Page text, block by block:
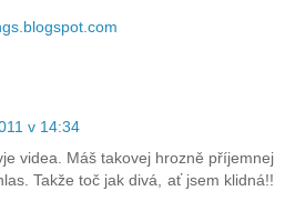
v 14:34
videa. Máš takovej hrozně příjemnej
Takže toč jak divá, ať jsem klidná!!